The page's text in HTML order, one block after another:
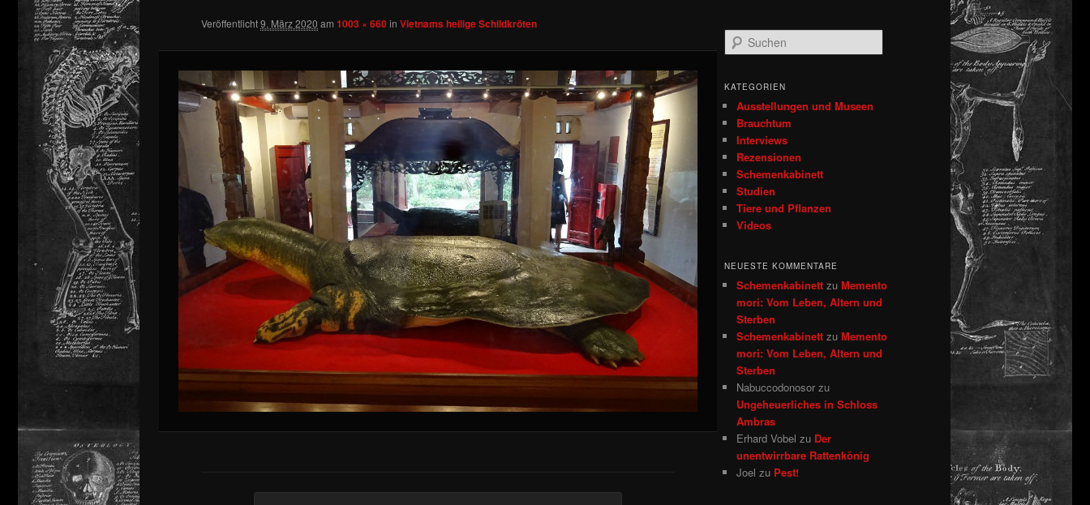
springen
Veröffentlicht9. März 2020 am 1003 × 660in Vietnams heilige Schildkröten
u
h
KATEGORIEN
Ausstellungen und Museen
Brauchtum
Interviews
Rezensionen
Schemenkabinett
Studien
Tiere und Pflanzen
Videos
NEUESTE KOMMENTARE
Schemenkabinett zu Memento
mori: Vom Leben, Altern und
Sterben
Schemenkabinett zu Memento
mori: Vom Leben, Altern und
Sterben
Nabuccodonosor zu
Ungeheuerliches in Schloss
Ambras
Erhard Vobel zu Der
unentwirrbare Rattenkönig
Joel zu Pest!